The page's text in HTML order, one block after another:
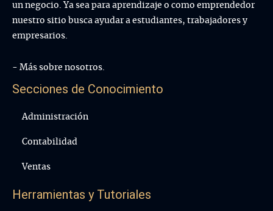
un negocio. Ya sea para aprendizaje o como emprendedor
nuestro sitio busca ayudar a estudiantes, trabajadores y
empresarios.
- Más sobre nosotros.
Secciones de Conocimiento
Administración
Contabilidad
Ventas
Herramientas y Tutoriales